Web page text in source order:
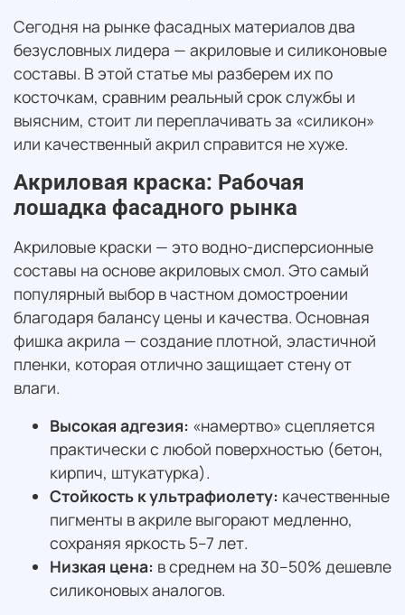
Сегодня на рынке фасадных материалов два
безусловных лидера — акриловые и силиконовые
составы. В этой статье мы разберем их по
косточкам, сравним реальный срок службы и
выясним, стоит ли переплачивать за «силикон»
или качественный акрил справится не хуже.
Акриловая краска: Рабочая
лошадка фасадного рынка
Акриловые краски — это водно-дисперсионные
составы на основе акриловых смол. Это самый
популярный выбор в частном домостроении
благодаря балансу цены и качества. Основная
фишка акрила — создание плотной, эластичной
пленки, которая отлично защищает стену от
влаги.
Высокая адгезия: «намертво» сцепляется
практически с любой поверхностью (бетон,
кирпич, штукатурка).
Стойкость к ультрафиолету: качественные
пигменты в акриле выгорают медленно,
сохраняя яркость 5–7 лет.
Низкая цена: в среднем на 30–50% дешевле
силиконовых аналогов.